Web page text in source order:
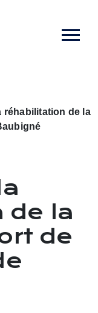
réhabilitation de la
de la
de